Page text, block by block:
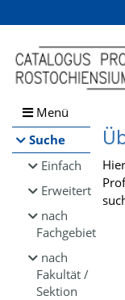
Browsen
direkt zum Inhalt
Menü
Suche
Einfach
Erweitert
nach
Fachgebiet
nach
Fakultät /
Sektion